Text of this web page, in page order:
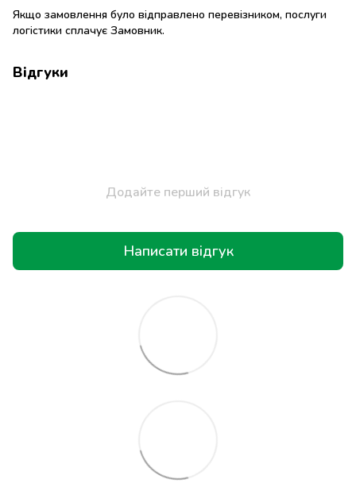
Якщо замовлення було відправлено перевізником, послуги
логістики сплачує Замовник.
Відгуки
Додайте перший відгук
Написати відгук